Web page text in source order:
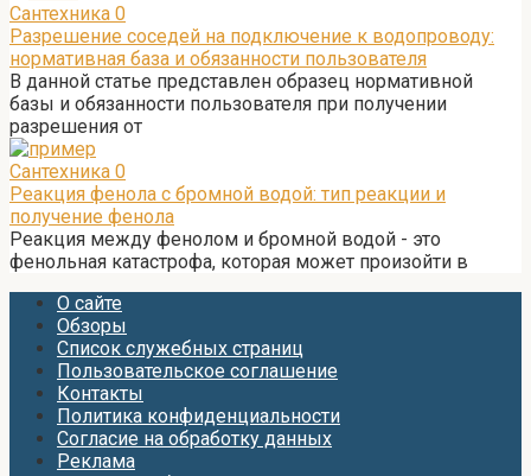
Сантехника 0
Разрешение соседей на подключение к водопроводу:
нормативная база и обязанности пользователя
В данной статье представлен образец нормативной
базы и обязанности пользователя при получении
разрешения от
Сантехника 0
Реакция фенола с бромной водой: тип реакции и
получение фенола
Реакция между фенолом и бромной водой - это
фенольная катастрофа, которая может произойти в
О сайте
Обзоры
Список служебных страниц
Пользовательское соглашение
Контакты
Политика конфиденциальности
Согласие на обработку данных
Реклама